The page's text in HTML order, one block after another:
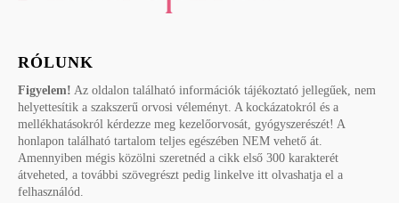
RÓLUNK
Figyelem! Az oldalon található információk tájékoztató jellegűek, nem
helyettesítik a szakszerű orvosi véleményt. A kockázatokról és a
mellékhatásokról kérdezze meg kezelőorvosát, gyógyszerészét! A
honlapon található tartalom teljes egészében NEM vehető át.
Amennyiben mégis közölni szeretnéd a cikk első 300 karakterét
átveheted, a további szövegrészt pedig linkelve itt olvashatja el a
felhasználód.